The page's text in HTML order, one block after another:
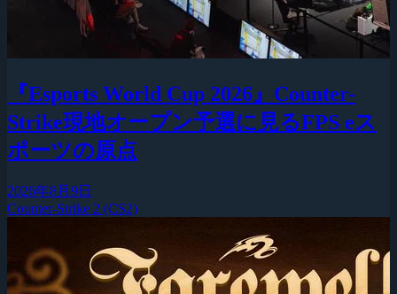
『Esports World Cup 2026』Counter-
Strike現地オープン予選に見るFPS eス
ポーツの原点
2026年8月9日
Counter-Strike 2 (CS2)